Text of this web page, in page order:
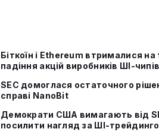
Біткоїн і Ethereum втрималися на
падіння акцій виробників ШІ-чипів
SEC домоглася остаточного
справі NanoBit
Демократи США вимагають від
посилити нагляд за